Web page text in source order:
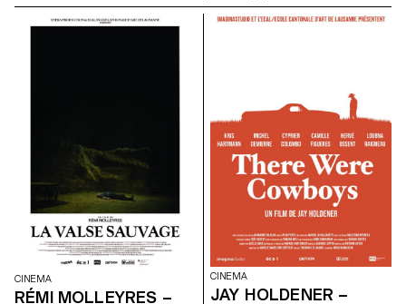
CINEMA
RÉMI MOLLEYRES –
CINEMA
JAY HOLDENER –